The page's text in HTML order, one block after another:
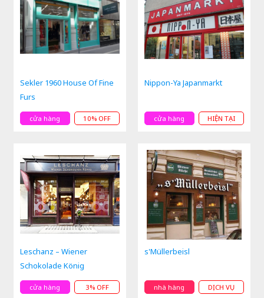
Sekler 1960 House Of Fine
Furs
cửa hàng 10% OFF
Nippon-Ya Japanmarkt
cửa hàng HIỆN TẠI
Leschanz – Wiener
Schokolade König
cửa hàng 3% OFF
s'Müllerbeisl
nhà hàng DỊCH VỤ